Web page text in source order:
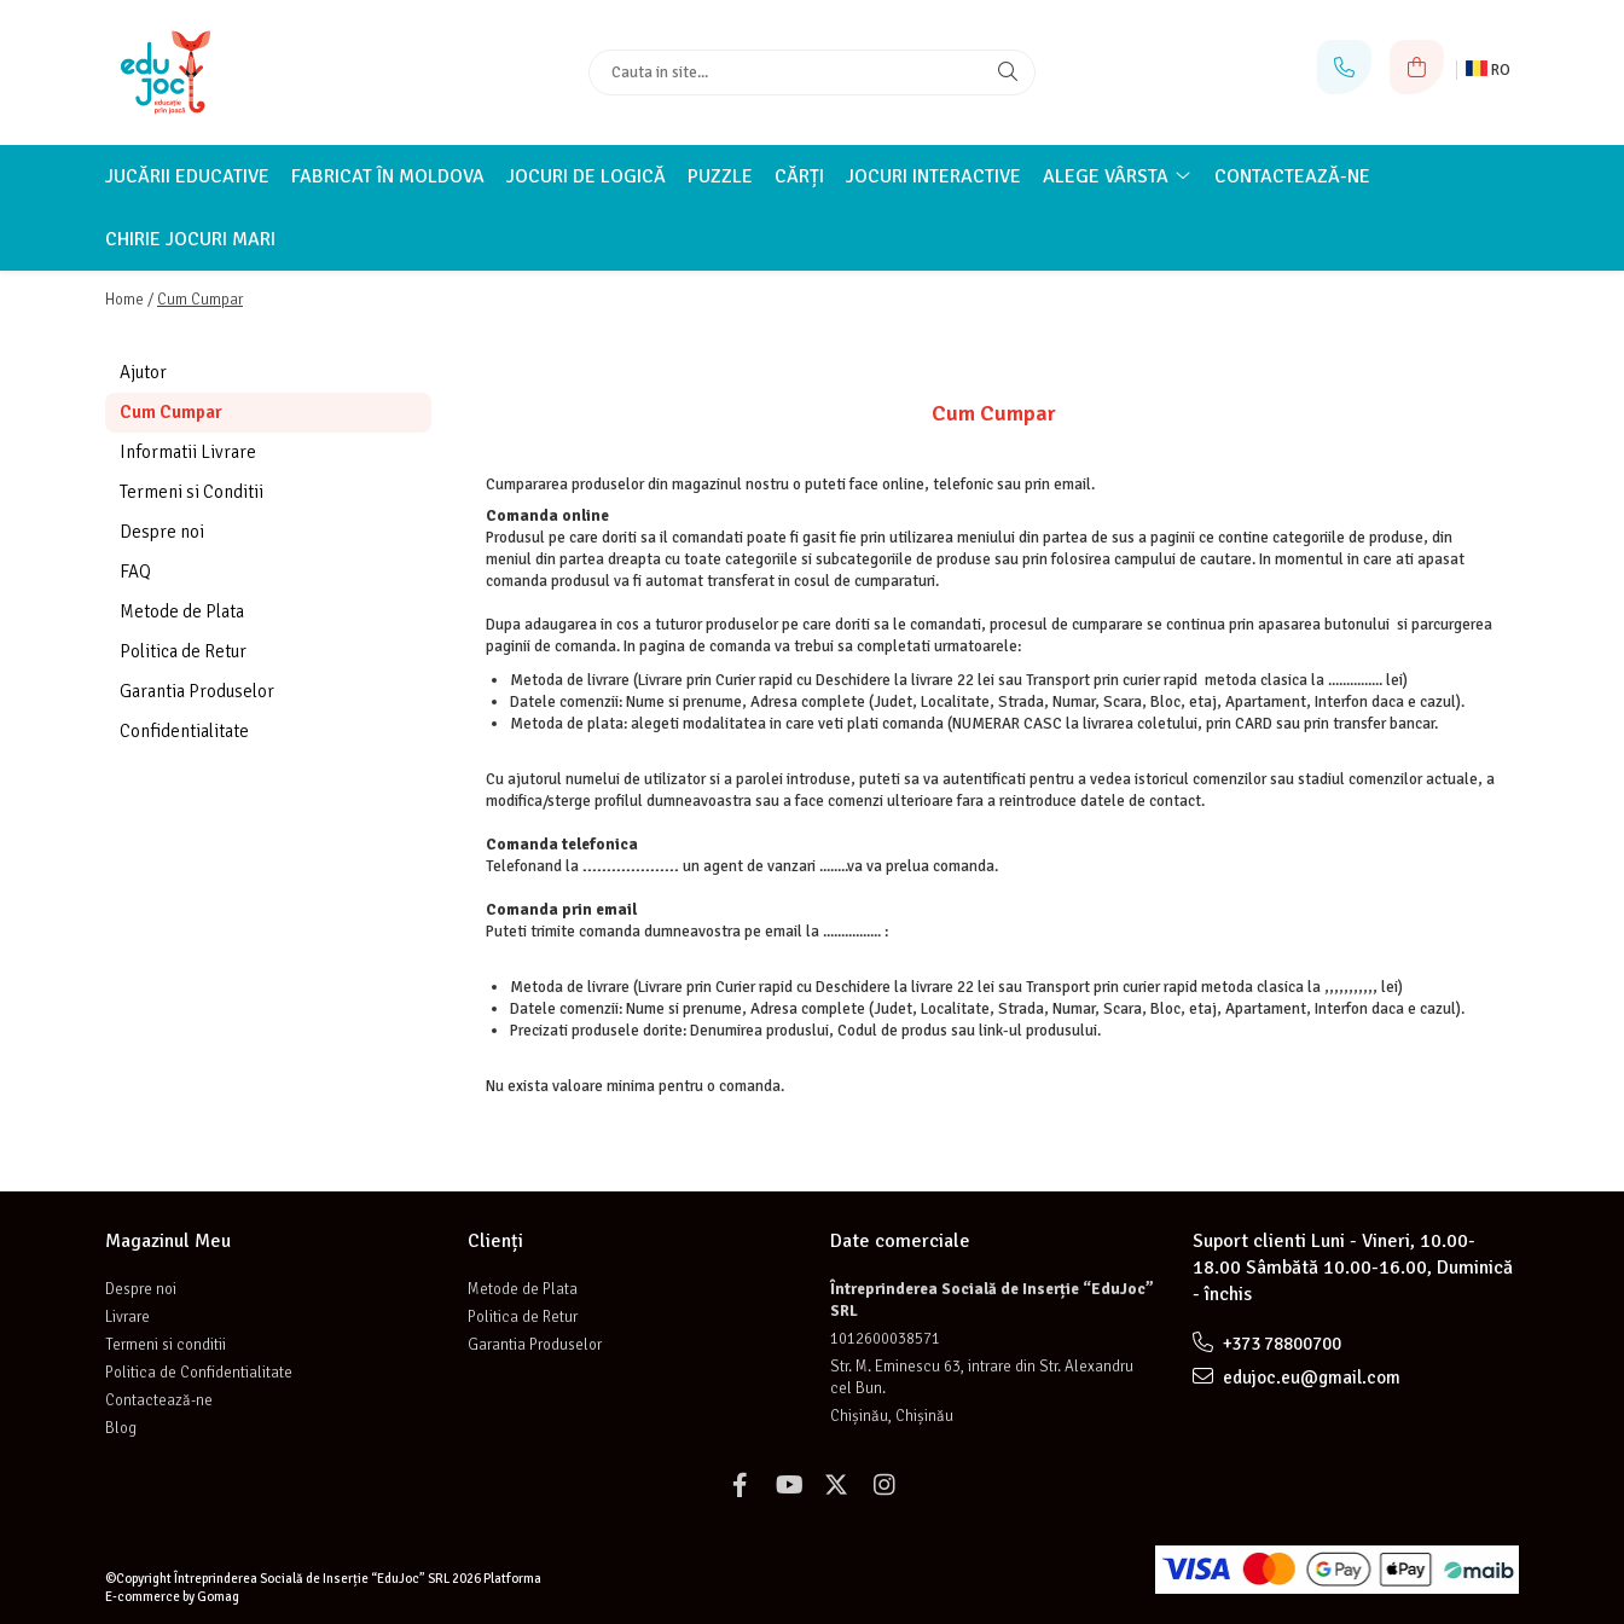
Alege Vârsta RO
JUCĂRII EDUCATIVE FABRICAT ÎN MOLDOVA JOCURI DE LOGICĂ PUZZLE CĂRȚI JOCURI INTERACTIVE ALEGE VÂRSTA CONTACTEAZĂ-NE
CHIRIE JOCURI MARI
Home / Cum Cumpar
Cum Cumpar
Cumpararea produselor din magazinul nostru o puteti face online, telefonic sau prin email.
Comanda online
Produsul pe care doriti sa il comandati poate fi gasit fie prin utilizarea meniului din partea de sus a paginii ce contine categoriile de produse, din
meniul din partea dreapta cu toate categoriile si subcategoriile de produse sau prin folosirea campului de cautare. In momentul in care ati apasat
comanda produsul va fi automat transferat in cosul de cumparaturi.
Dupa adaugarea in cos a tuturor produselor pe care doriti sa le comandati, procesul de cumparare se continua prin apasarea butonului si parcurgerea
paginii de comanda. In pagina de comanda va trebui sa completati urmatoarele:
Metoda de livrare (Livrare prin Curier rapid cu Deschidere la livrare 22 lei sau Transport prin curier rapid metoda clasica la ............... lei)
Datele comenzii: Nume si prenume, Adresa complete (Judet, Localitate, Strada, Numar, Scara, Bloc, etaj, Apartament, Interfon daca e cazul).
Metoda de plata: alegeti modalitatea in care veti plati comanda (NUMERAR CASC la livrarea coletului, prin CARD sau prin transfer bancar.
Cu ajutorul numelui de utilizator si a parolei introduse, puteti sa va autentificati pentru a vedea istoricul comenzilor sau stadiul comenzilor actuale, a
modifica/sterge profilul dumneavoastra sau a face comenzi ulterioare fara a reintroduce datele de contact.
Comanda telefonica
Telefonand la.................... un agent de vanzari ........va va prelua comanda.
Comanda prin email
Puteti trimite comanda dumneavostra pe email la ................ :
Metoda de livrare (Livrare prin Curier rapid cu Deschidere la livrare 22 lei sau Transport prin curier rapid metoda clasica la ,,,,,,,,,,, lei)
Datele comenzii: Nume si prenume, Adresa complete (Judet, Localitate, Strada, Numar, Scara, Bloc, etaj, Apartament, Interfon daca e cazul).
Precizati produsele dorite: Denumirea produslui, Codul de produs sau link-ul produsului.
Nu exista valoare minima pentru o comanda.
Ajutor
Cum Cumpar
Informatii Livrare
Termeni si Conditii
Despre noi
FAQ
Metode de Plata
Politica de Retur
Garantia Produselor
Confidentialitate
Magazinul Meu
Despre noi
Livrare
Termeni si conditii
Politica de Confidentialitate
Contactează-ne
Blog
Clienți
Metode de Plata
Politica de Retur
Garantia Produselor
Date comerciale
Întreprinderea Socială de Inserție “EduJoc”
SRL
1012600038571
Str. M. Eminescu 63, intrare din Str. Alexandru
cel Bun.
Chișinău, Chișinău
Suport clienti Luni - Vineri, 10.00-
18.00 Sâmbătă 10.00-16.00, Duminică
- închis
+373 78800700
edujoc.eu@gmail.com
©Copyright Întreprinderea Socială de Inserție “EduJoc” SRL 2026Platforma
E-commerce by Gomag